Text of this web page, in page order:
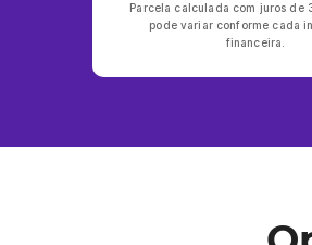
Parcela calculada com juros de
pode variar conforme cada
financeira.